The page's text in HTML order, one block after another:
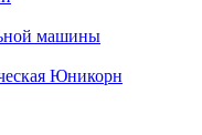
машины
Юникорн